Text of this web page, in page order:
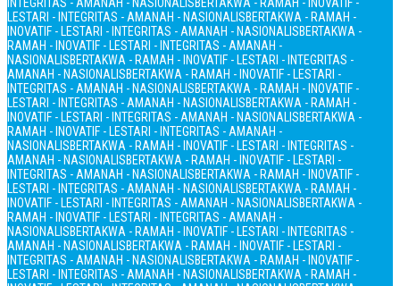
LESTARI - INTEGRITAS - AMANAH - NASIONALISBERTAKWA - RAMAH -
INOVATIF - LESTARI - INTEGRITAS - AMANAH - NASIONALISBERTAKWA -
RAMAH - INOVATIF - LESTARI - INTEGRITAS - AMANAH -
NASIONALISBERTAKWA - RAMAH - INOVATIF - LESTARI - INTEGRITAS -
AMANAH - NASIONALISBERTAKWA - RAMAH - INOVATIF - LESTARI -
INTEGRITAS - AMANAH - NASIONALISBERTAKWA - RAMAH - INOVATIF -
LESTARI - INTEGRITAS - AMANAH - NASIONALISBERTAKWA - RAMAH -
INOVATIF - LESTARI - INTEGRITAS - AMANAH - NASIONALISBERTAKWA -
RAMAH - INOVATIF - LESTARI - INTEGRITAS - AMANAH -
NASIONALISBERTAKWA - RAMAH - INOVATIF - LESTARI - INTEGRITAS -
AMANAH - NASIONALISBERTAKWA - RAMAH - INOVATIF - LESTARI -
INTEGRITAS - AMANAH - NASIONALISBERTAKWA - RAMAH - INOVATIF -
LESTARI - INTEGRITAS - AMANAH - NASIONALISBERTAKWA - RAMAH -
INOVATIF - LESTARI - INTEGRITAS - AMANAH - NASIONALISBERTAKWA -
RAMAH - INOVATIF - LESTARI - INTEGRITAS - AMANAH -
NASIONALISBERTAKWA - RAMAH - INOVATIF - LESTARI - INTEGRITAS -
AMANAH - NASIONALISBERTAKWA - RAMAH - INOVATIF - LESTARI -
INTEGRITAS - AMANAH - NASIONALISBERTAKWA - RAMAH - INOVATIF -
LESTARI - INTEGRITAS - AMANAH - NASIONALISBERTAKWA - RAMAH -